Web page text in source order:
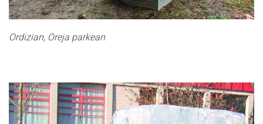
Ordizian, Oreja parkean